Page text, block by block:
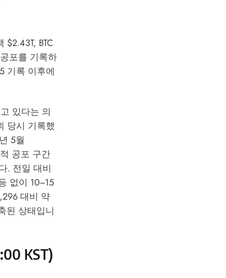
BTC
포를 기록하
기록 이후에
있다는 의
당시 기록했
5월
공포 구간
. 전일 대비
없이 10~15
대비 약
된 상태입니
KST)